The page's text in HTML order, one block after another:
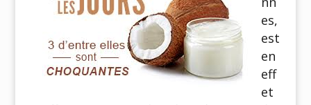
es,
est
en
eff
et